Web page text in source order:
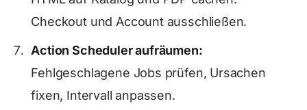
Checkout und Account ausschließen.
Action Scheduler aufräumen:
Fehlgeschlagene Jobs prüfen, Ursachen
fixen, Intervall anpassen.